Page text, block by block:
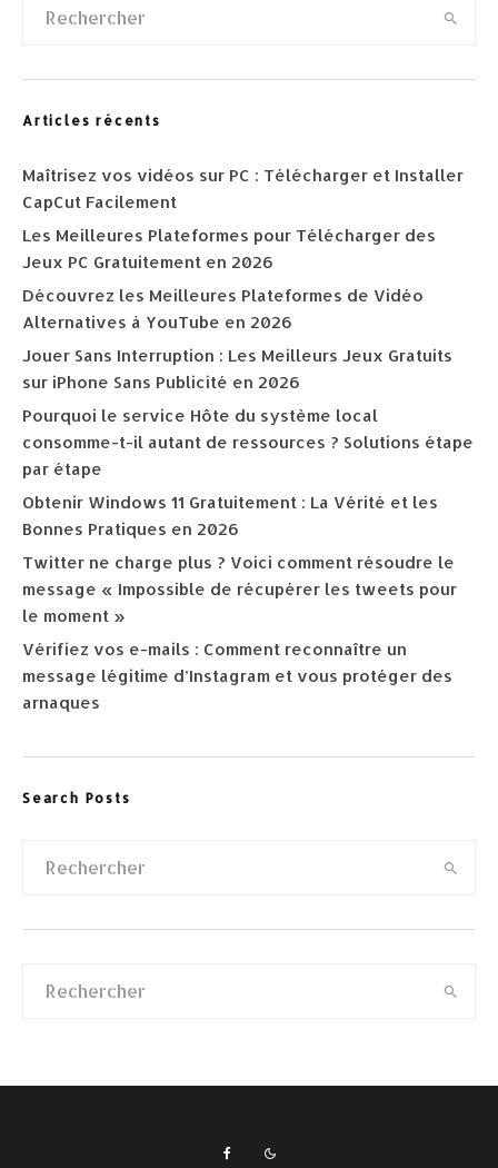
Articles récents
Maîtrisez vos vidéos sur PC : Télécharger et Installer
CapCut Facilement
Les Meilleures Plateformes pour Télécharger des
Jeux PC Gratuitement en 2026
Découvrez les Meilleures Plateformes de Vidéo
Alternatives à YouTube en 2026
Jouer Sans Interruption : Les Meilleurs Jeux Gratuits
sur iPhone Sans Publicité en 2026
Pourquoi le service Hôte du système local
consomme-t-il autant de ressources ? Solutions étape
par étape
Obtenir Windows 11 Gratuitement : La Vérité et les
Bonnes Pratiques en 2026
Twitter ne charge plus ? Voici comment résoudre le
message « Impossible de récupérer les tweets pour
le moment »
Vérifiez vos e-mails : Comment reconnaître un
message légitime d’Instagram et vous protéger des
arnaques
Search Posts